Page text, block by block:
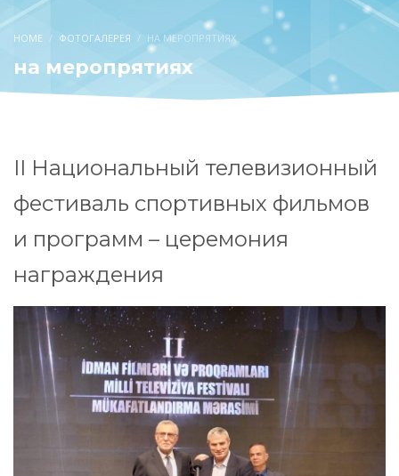
HOME ФОТОГАЛЕРЕЯ НА МЕРОПРЯТИЯХ
на меропрятиях
II Национальный телевизионный
фестиваль спортивных фильмов
и программ – церемония
награждения